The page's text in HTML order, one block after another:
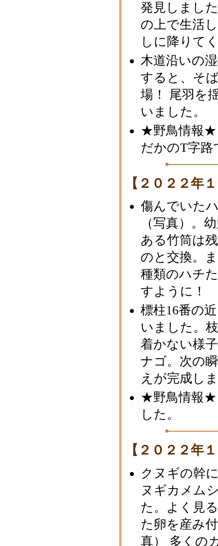
発見しまし
の上で生活
しに降りて
木道沿いの
すると、そ
場！ 尾羽を
いました。
★野鳥情報★
だかのT字
【２０２２年
傷んでいた
（写真）。
ある竹筒は
のと交換。
種類のハチ
すように！
標柱16番の
いました。
着かない様
ナゴ。次の
えが完成し
★野鳥情報★
した。
【２０２２年
クヌギの幹
ヌギカメム
た。よく見
た卵を産み
真） 多くの